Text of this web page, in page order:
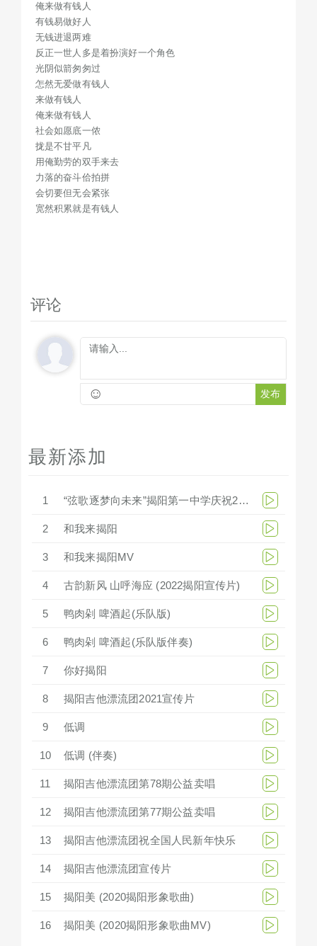
来做有钱人
俺来做有钱人
有钱易做好人
无钱进退两难
反正一世人多是着扮演好一个角色
光阴似箭匆匆过
怎然无爱做有钱人
来做有钱人
俺来做有钱人
社会如愿底一侬
拢是不甘平凡
用俺勤劳的双手来去
力落的奋斗佮拍拼
会切要但无会紧张
宽然积累就是有钱人
评论
☺ 发布
最新添加
1 “弦歌逐梦向未来”揭阳第一中学庆祝279周年华诞文艺汇演
2 和我来揭阳
3 和我来揭阳MV
4 古韵新风 山呼海应 (2022揭阳宣传片)
5 鸭肉剁 啤酒起(乐队版)
6 鸭肉剁 啤酒起(乐队版伴奏)
7 你好揭阳
8 揭阳吉他漂流团2021宣传片
9 低调
10 低调 (伴奏)
11 揭阳吉他漂流团第78期公益卖唱
12 揭阳吉他漂流团第77期公益卖唱
13 揭阳吉他漂流团祝全国人民新年快乐
14 揭阳吉他漂流团宣传片
15 揭阳美 (2020揭阳形象歌曲)
16 揭阳美 (2020揭阳形象歌曲MV)